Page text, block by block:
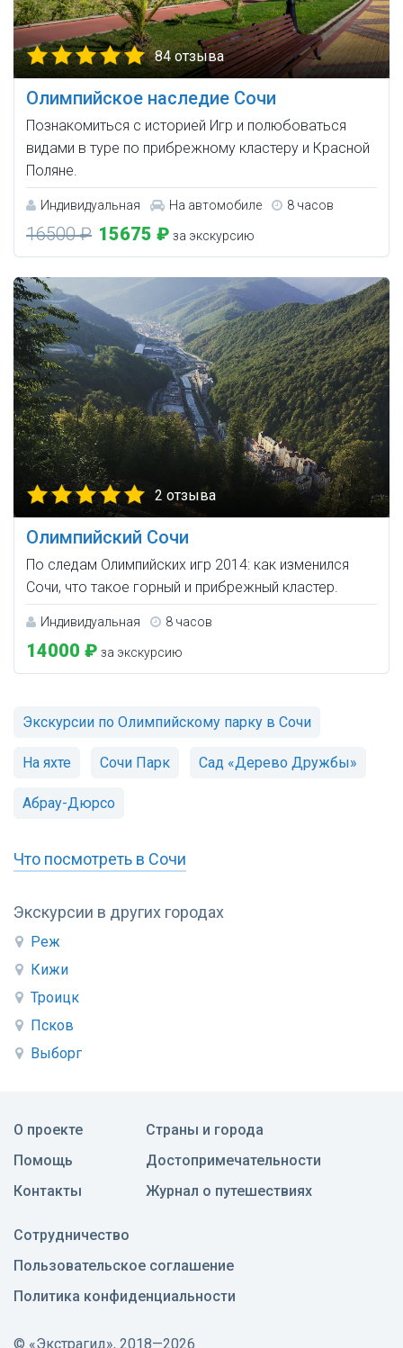
Экскурсии в других городах
Реж
Кижи
Троицк
Псков
Выборг
84 отзыва
Олимпийское наследие Сочи
Познакомиться с историей Игр и полюбоваться
видами в туре по прибрежному кластеру и Красной
Поляне.
Индивидуальная На автомобиле 8 часов
16500 ₽ 15675 ₽ за экскурсию
2 отзыва
Олимпийский Сочи
По следам Олимпийских игр 2014: как изменился
Сочи, что такое горный и прибрежный кластер.
Индивидуальная 8 часов
14000 ₽ за экскурсию
Экскурсии по Олимпийскому парку в Сочи
На яхте Сочи Парк Сад «Дерево Дружбы»
Абрау-Дюрсо
Что посмотреть в Сочи
О проекте
Помощь
Контакты
Страны и города
Достопримечательности
Журнал о путешествиях
Сотрудничество
Пользовательское соглашение
Политика конфиденциальности
© «Экстрагид», 2018—2026